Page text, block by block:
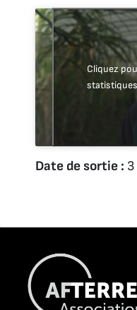
Cliquez
Date de sortie :